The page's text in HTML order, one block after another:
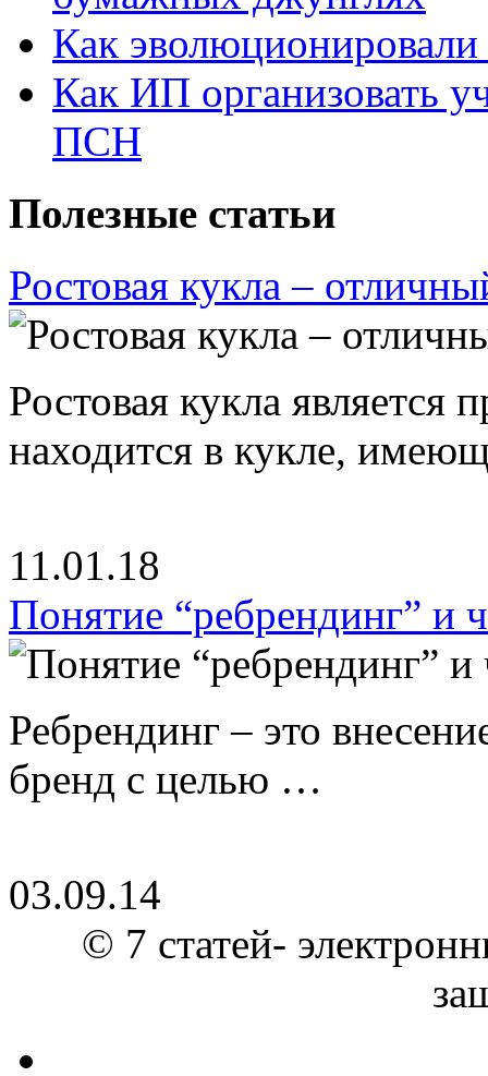
Как
Как ИП организовать
ПСН
Полезные статьи
Ростовая кукла –
Ростовая кукла является
находится в кукле,
11.01.18
Понятие “ребрендинг” и
Ребрендинг – это
бренд с целью …
03.09.14
© 7 статей-